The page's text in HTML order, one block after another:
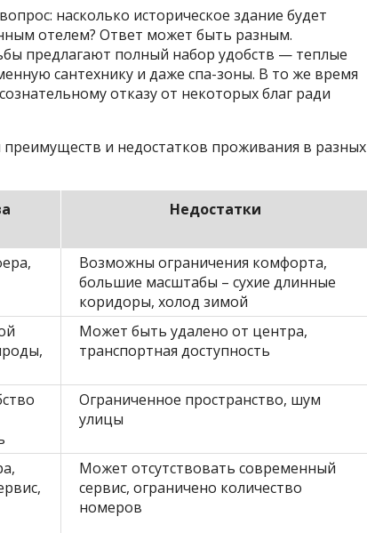
насколько историческое здание будет
отелем? Ответ может быть разным.
предлагают полный набор удобств — теплые
сантехнику и даже спа-зоны. В то же время
отказу от некоторых благ ради
и недостатков проживания в разных
Недостатки
Возможны ограничения комфорта,
большие масштабы – сухие длинные
коридоры, холод зимой
Может быть удалено от центра,
транспортная доступность
Ограниченное пространство, шум
улицы
Может отсутствовать современный
сервис, ограничено количество
номеров